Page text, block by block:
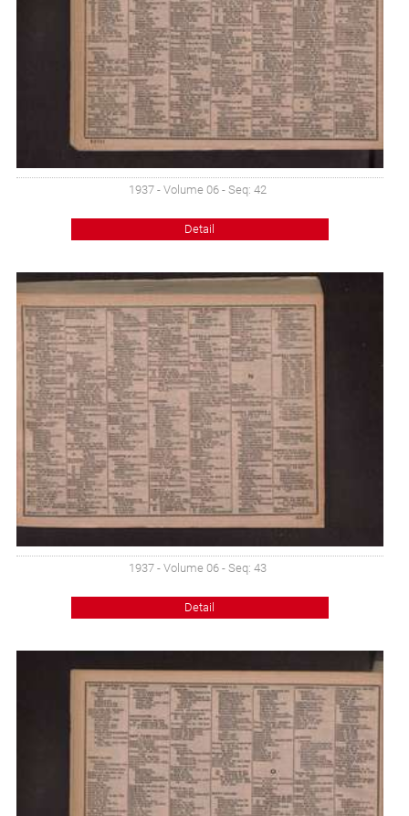
1937 - Volume 06 - Seq: 42
Detail
1937 - Volume 06 - Seq: 43
Detail